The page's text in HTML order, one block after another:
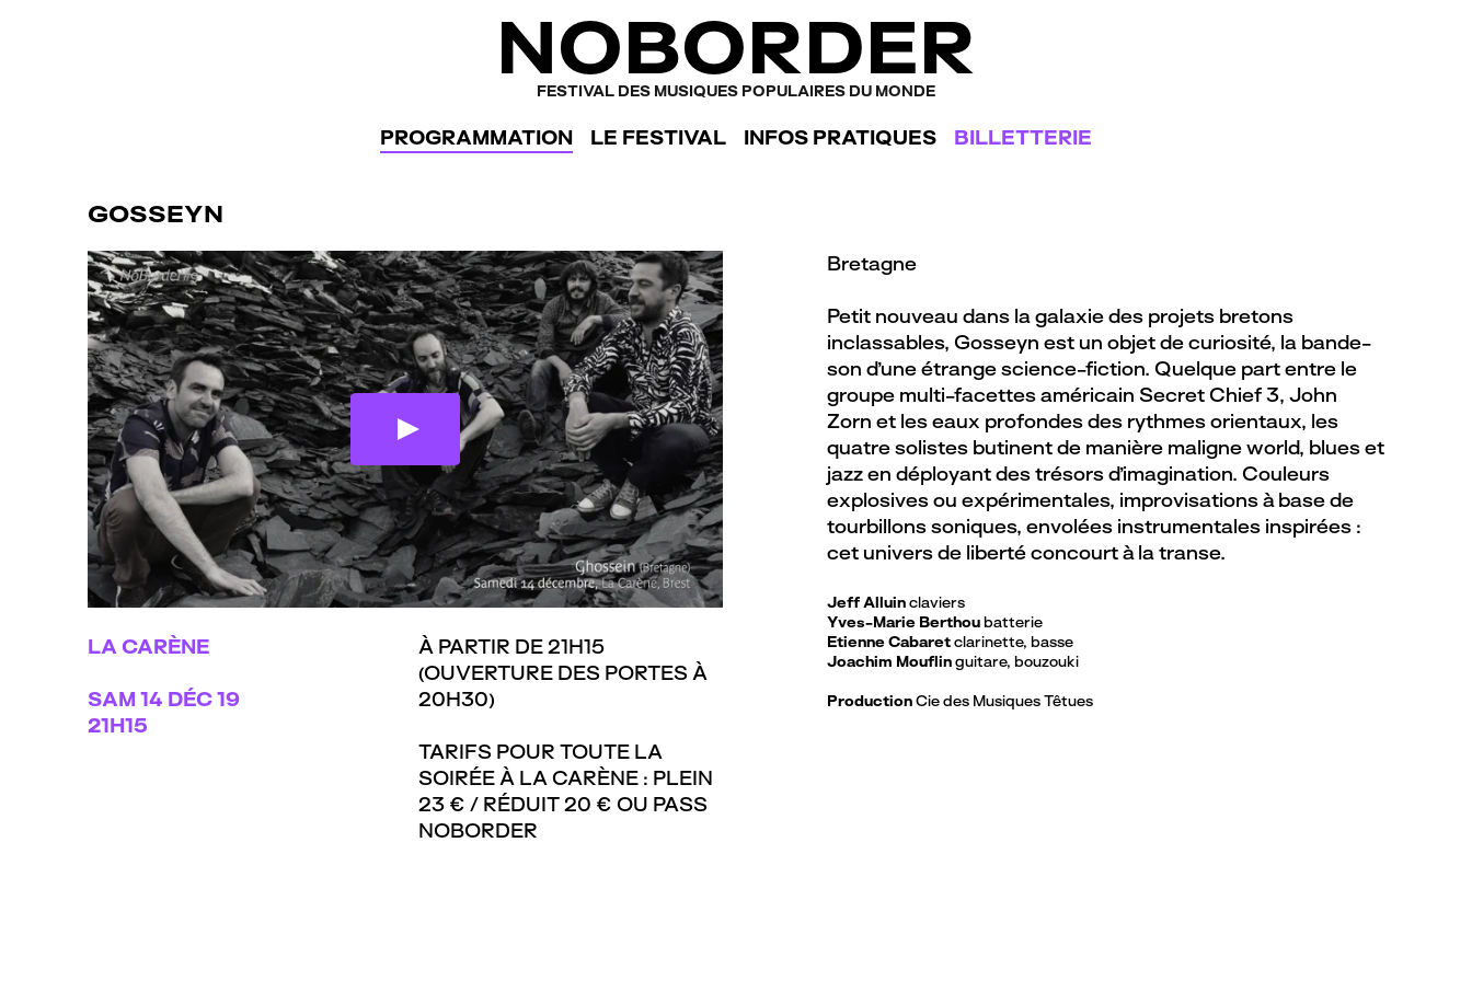
NOBORDER
FESTIVAL DES MUSIQUES POPULAIRES DU MONDE
PROGRAMMATION LE FESTIVAL INFOS PRATIQUES BILLETTERIE
GOSSEYN
LA CARÈNE
SAM 14 DÉC 19
21H15
À PARTIR DE 21H15
(OUVERTURE DES PORTES À
20H30)
TARIFS POUR TOUTE LA
SOIRÉE À LA CARÈNE : PLEIN
23 € / RÉDUIT 20 € OU PASS
NOBORDER
Bretagne
Petit nouveau dans la galaxie des projets bretons
inclassables, Gosseyn est un objet de curiosité, la bande-
son d’une étrange science-fiction. Quelque part entre le
groupe multi-facettes américain Secret Chief 3, John
Zorn et les eaux profondes des rythmes orientaux, les
quatre solistes butinent de manière maligne world, blues et
jazz en déployant des trésors d’imagination. Couleurs
explosives ou expérimentales, improvisations à base de
tourbillons soniques, envolées instrumentales inspirées :
cet univers de liberté concourt à la transe.
Jeff Alluinclaviers
Yves-Marie Berthoubatterie
Etienne Cabaretclarinette, basse
Joachim Mouflinguitare, bouzouki
ProductionCie des Musiques Têtues